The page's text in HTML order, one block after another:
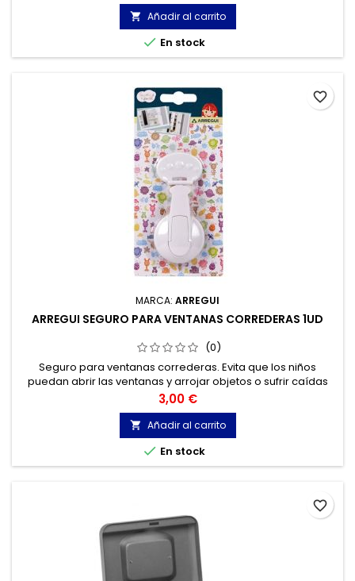
 Añadir al carrito
 En stock
MARCA: ARREGUI
ARREGUI SEGURO PARA VENTANAS CORREDERAS 1UD
(0)
Seguro para ventanas correderas. Evita que los niños
puedan abrir las ventanas y arrojar objetos o sufrir caídas
accidentales.
Precio
3,00 €
 Añadir al carrito
 En stock
favorite_border
favorite_border